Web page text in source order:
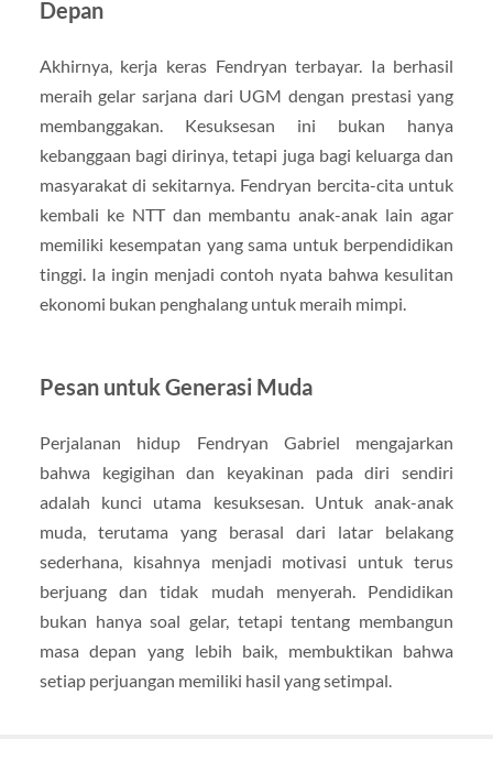
Depan
Akhirnya, kerja keras Fendryan terbayar. Ia berhasil
meraih gelar sarjana dari UGM dengan prestasi yang
membanggakan. Kesuksesan ini bukan hanya
kebanggaan bagi dirinya, tetapi juga bagi keluarga dan
masyarakat di sekitarnya. Fendryan bercita-cita untuk
kembali ke NTT dan membantu anak-anak lain agar
memiliki kesempatan yang sama untuk berpendidikan
tinggi. Ia ingin menjadi contoh nyata bahwa kesulitan
ekonomi bukan penghalang untuk meraih mimpi.
Pesan untuk Generasi Muda
Perjalanan hidup Fendryan Gabriel mengajarkan
bahwa kegigihan dan keyakinan pada diri sendiri
adalah kunci utama kesuksesan. Untuk anak-anak
muda, terutama yang berasal dari latar belakang
sederhana, kisahnya menjadi motivasi untuk terus
berjuang dan tidak mudah menyerah. Pendidikan
bukan hanya soal gelar, tetapi tentang membangun
masa depan yang lebih baik, membuktikan bahwa
setiap perjuangan memiliki hasil yang setimpal.